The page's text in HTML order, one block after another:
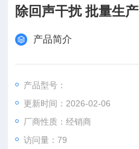
除回声干扰 批量生产
产品简介
产品型号：
更新时间：2026-02-06
厂商性质：经销商
访问量：79